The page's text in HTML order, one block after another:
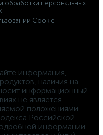
обработки персональных
Cookie
наличия на
информационный
не является
положениями
Российской
информации